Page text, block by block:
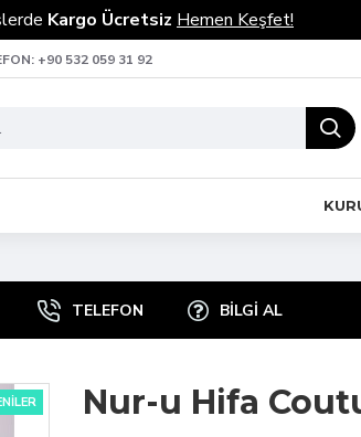
Kargo Ücretsiz Hemen Keşfet!
+90 532 059 31 92
TELEFON BILGI AL
Nur-u Hifa